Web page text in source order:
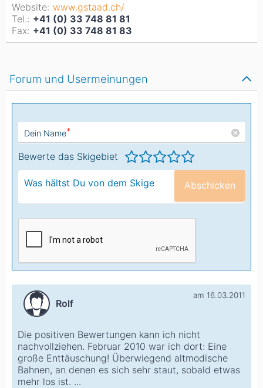
Website: www.gstaad.ch/
Tel.: +41 (0) 33 748 81 81
Fax: +41 (0) 33 748 81 83
Forum und Usermeinungen
Dein Name*
Bewerte das Skigebiet
Abschicken
Rolf
am 16.03.2011
Die positiven Bewertungen kann ich nicht
nachvollziehen. Februar 2010 war ich dort: Eine
große Enttäuschung! Überwiegend altmodische
Bahnen, an denen es sich sehr staut, sobald etwas
mehr los ist. ...